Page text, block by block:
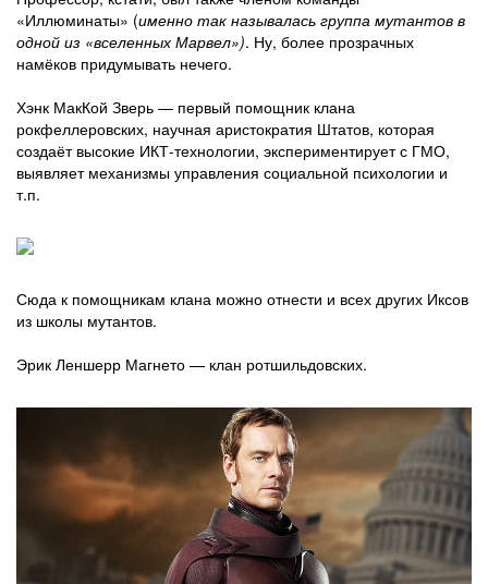
«Иллюминаты» (именно так называлась группа мутантов в
одной из «вселенных Марвел»). Ну, более прозрачных
намёков придумывать нечего.
Хэнк МакКой Зверь — первый помощник клана
рокфеллеровских, научная аристократия Штатов, которая
создаёт высокие ИКТ-технологии, экспериментирует с ГМО,
выявляет механизмы управления социальной психологии и
т.п.
Сюда к помощникам клана можно отнести и всех других Иксов
из школы мутантов.
Эрик Леншерр Магнето — клан ротшильдовских.